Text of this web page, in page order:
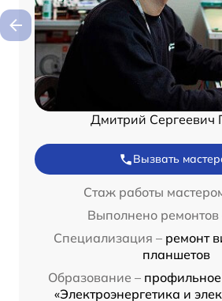
Дмитрий Сергеевич
Вызвать
Стаж работы
Выполнено ремонтов
Специализация – ремонт
планшетов
Образование – профильное
«Электроэнергетика и